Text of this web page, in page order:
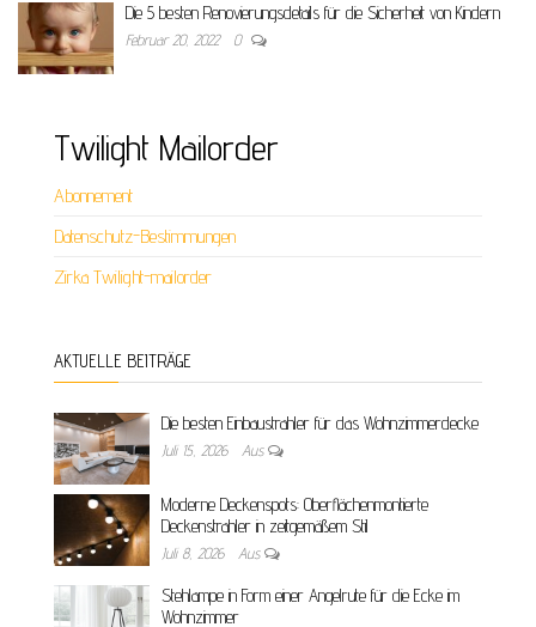
Die 5 besten Renovierungsdetails für die Sicherheit von Kindern
Februar 20, 2022 0
Twilight Mailorder
Abonnement
Datenschutz-Bestimmungen
Zirka Twilight-mailorder
AKTUELLE BEITRÄGE
Die besten Einbaustrahler für das Wohnzimmerdecke
Juli 15, 2026 Aus
Moderne Deckenspots: Oberflächenmontierte
Deckenstrahler in zeitgemäßem Stil
Juli 8, 2026 Aus
Stehlampe in Form einer Angelrute für die Ecke im
Wohnzimmer